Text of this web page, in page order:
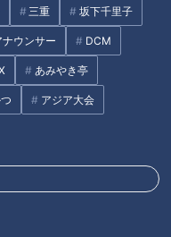
三重 坂下千里子
ウンサー DCM
あみやき亭
アジア大会